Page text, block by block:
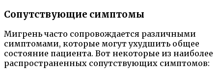
Сопутствующие симптомы
Мигрень часто сопровождается различными
симптомами, которые могут ухудшить общее
состояние пациента. Вот некоторые из наиболее
распространенных сопутствующих симптомов: